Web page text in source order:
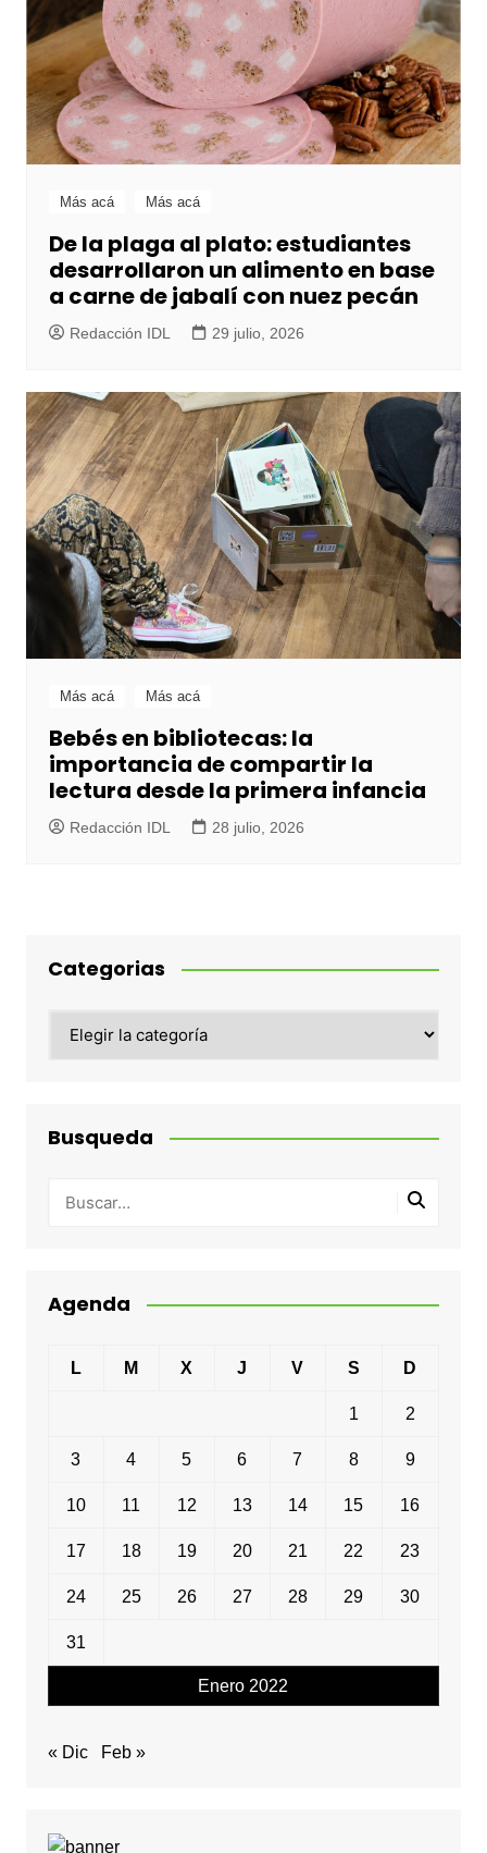
Más acá Más acá
De la plaga al plato: estudiantes
desarrollaron un alimento en base
a carne de jabalí con nuez pecán
Redacción IDL 29 julio, 2026
Más acá Más acá
Bebés en bibliotecas: la
importancia de compartir la
lectura desde la primera infancia
Redacción IDL 28 julio, 2026
Categorias
Busqueda
Agenda
Enero 2022
L M X J V S D
1 2
3 4 5 6 7 8 9
10 11 12 13 14 15 16
17 18 19 20 21 22 23
24 25 26 27 28 29 30
31
« Dic Feb »